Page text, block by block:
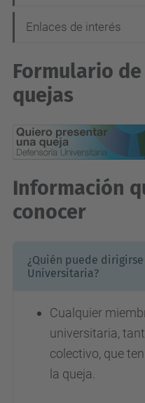
i
ó
n
Enlaces de interés
Formulario
quejas
Información
conocer
¿Quién puede
Universitaria?
Cualquier
universitaria,
colectivo, que
la queja.